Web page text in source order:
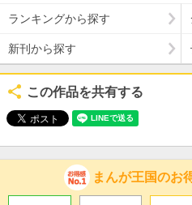
ランキングから探す
新刊から探す
この作品を共有する
まんが王国のお